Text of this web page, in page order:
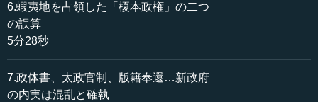
幕府は、なんとかこれを延期できないかと模索し、この
方針を列国に要請したのですが、同意を得られない。しか
し、英仏公使から「あなた方が欧州を訪問して直接交渉し
たらどうか。その資金はわれわれが出しましょう」と随分
丁寧な提案があります。ロンドンには彼らの泊まった所が
残っていますが、なかなかいいホテルに泊まっています。
6.蝦夷地を占領した「榎本政権」の二つ
の誤算
5分28秒
7.政体書、太政官制、版籍奉還…新政府
の内実は混乱と確執